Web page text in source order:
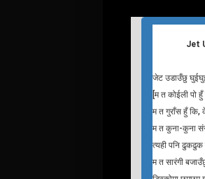
Jet
जेट उडाउँछु
[म त कोईली पो
म त गुराँस हुँ
म त कुना-कुना
त्यही पनि ढुकढुक
म त सारंगी